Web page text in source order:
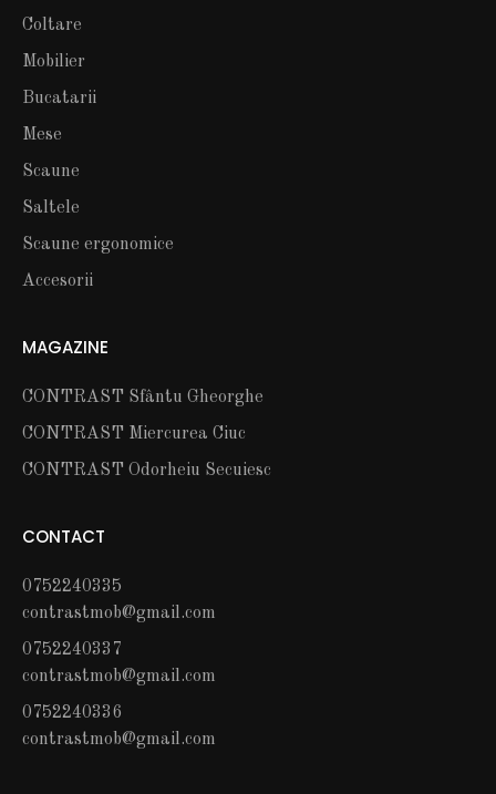
Coltare
Mobilier
Bucatarii
Mese
Scaune
Saltele
Scaune ergonomice
Accesorii
MAGAZINE
CONTRAST Sfântu Gheorghe
CONTRAST Miercurea Ciuc
CONTRAST Odorheiu Secuiesc
CONTACT
0752240335
contrastmob@gmail.com
0752240337
contrastmob@gmail.com
0752240336
contrastmob@gmail.com